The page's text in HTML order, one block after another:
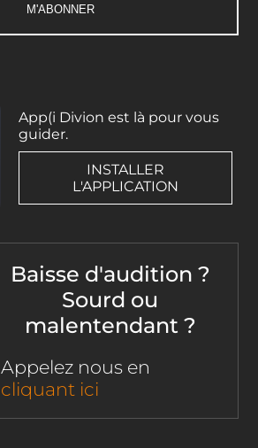
App(i Divion est là pour vous
guider.
INSTALLER
L'APPLICATION
Baisse d'audition ?
Sourd ou
malentendant ?
Appelez nous en
cliquant ici